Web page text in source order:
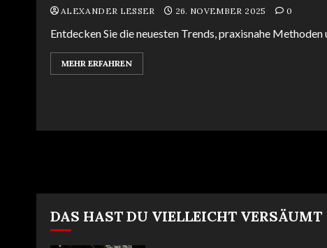
ALEXANDER LESSER 26. NOVEMBER 2025 0
Entdecken Sie die neuesten Trends, praxisnahe Methoden
MEHR ERFAHREN
DAS HAST DU VIELLEICHT VERSÄUMT